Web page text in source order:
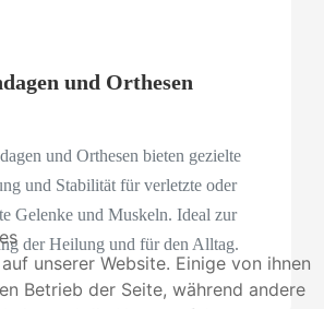
und Orthesen
und Orthesen bieten gezielte
und Stabilität für verletzte oder
Gelenke und Muskeln. Ideal zur
der Heilung und für den Alltag.
unserer Website. Einige von ihnen
Betrieb der Seite, während andere